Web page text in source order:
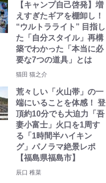
【キャンプ自己啓発】増
えすぎたギアを棚卸し！
“ウルトラライト” 目指し
た「自分スタイル」再構
築でわかった「本当に必
要な7つの道具」とは
猫田 猫之介
荒々しい「火山帯」の一
端にいることを体感！ 登
頂約10分でも大迫力「吾
妻小富士」火口を1周す
る「1時間半ハイキン
グ」パノラマ絶景レポ
【福島県福島市】
辰口 稚菜